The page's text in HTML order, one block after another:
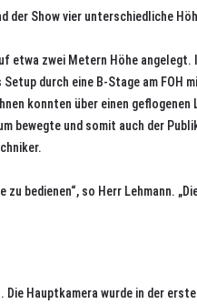
Show vier unterschiedliche
zwei Metern Höhe
durch eine B-Stage am FOH
konnten über einen
bewegte und somit auch der
bedienen“, so Herr Lehmann.
Hauptkamera wurde in der